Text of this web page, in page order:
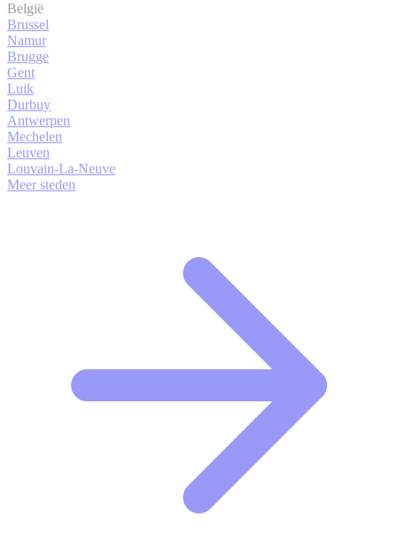
België
Brussel
Namur
Brugge
Gent
Luik
Durbuy
Antwerpen
Mechelen
Leuven
Louvain-La-Neuve
Meer steden